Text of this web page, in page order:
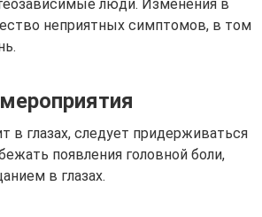
люди. Изменения в
неприятных симптомов, в том
в глазах, следует придерживаться
появления головной боли,
в глазах.